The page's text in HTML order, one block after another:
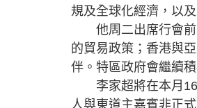
規及全球化經濟，以
他周二出席行會前
的貿易政策；香港與
伴。特區政府會繼續
李家超將在本月16
人與東道主嘉賓非正